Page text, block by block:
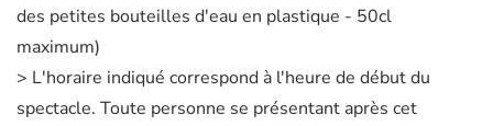
des petites bouteilles d'eau en plastique - 50cl
maximum)
> L'horaire indiqué correspond à l'heure de début du
spectacle. Toute personne se présentant après cet